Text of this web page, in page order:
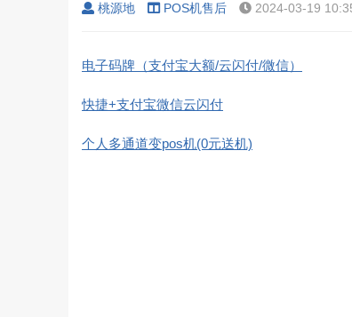
› ›
桃源地 POS机售后 2024-03-19
电子码牌（支付宝大额/云闪付/微信）
快捷+支付宝微信云闪付
个人多通道变pos机(0元送机)